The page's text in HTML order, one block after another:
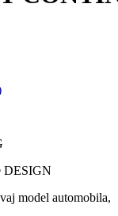
model automobila,